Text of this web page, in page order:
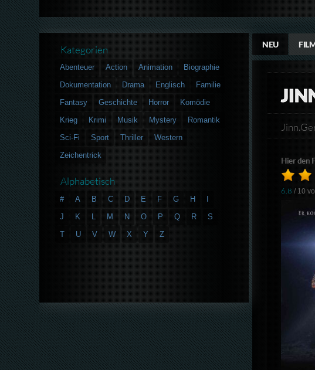
NEU
Hier den
6.8 / 10
Kategorien
Abenteuer Action Animation
Biographie
Dokumentation
Drama Englisch
Familie
Fantasy
Geschichte Horror
Komödie
Krieg
Krimi Musik Mystery
Romantik
Sci-Fi
Sport Thriller
Western
Zeichentrick
Alphabetisch
# A B C D E F G H
J
K L M N O P Q R
S
T
U V W X Y Z